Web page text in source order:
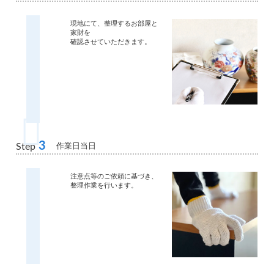
現地にて、整理するお部屋と
家財を
確認させていただきます。
Step 3 作業日当日
注意点等のご依頼に基づき、
整理作業を行います。